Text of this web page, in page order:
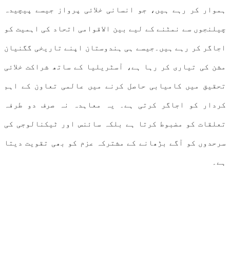
ہموار کر رہے ہیں، جو انسانی خلائی پرواز جیسے پیچیدہ
چیلنجوں سے نمٹنے کے لیے بین الاقوامی اتحاد کی اہمیت کو
اجاگر کر رہے ہیں۔جیسے ہی ہندوستان اپنے تاریخی گگنیان
مشن کی تیاری کر رہا ہے، آسٹریلیا کے ساتھ شراکت خلائی
تحقیق میں کامیابی حاصل کرنے میں عالمی تعاون کے اہم
کردار کو اجاگر کرتی ہے۔ یہ معاہدہ نہ صرف دو طرفہ
تعلقات کو مضبوط کرتا ہے بلکہ سائنس اور ٹیکنالوجی کی
سرحدوں کو آگے بڑھانے کے مشترکہ عزم کو بھی تقویت دیتا
ہے۔